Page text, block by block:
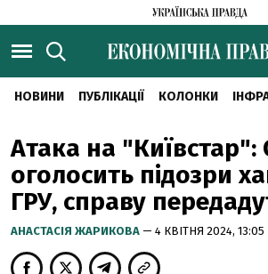
НОВИНИ ПУБЛІКАЦІЇ КОЛОНКИ
Атака на "Київстар":
оголосить підозри
ГРУ, справу
АНАСТАСІЯ ЖАРИКОВА — 4 КВІТНЯ 2024, 13:05